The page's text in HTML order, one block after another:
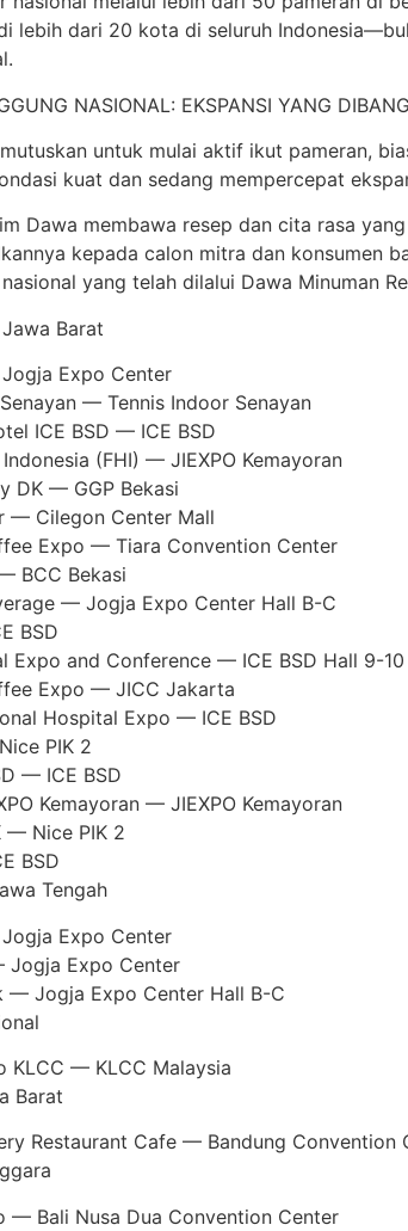
lebih dari 20 kota di seluruh
NASIONAL: EKSPANSI YANG
untuk mulai aktif ikut pameran,
kuat dan sedang mempercepat
Dawa membawa resep dan cita rasa
kepada calon mitra dan konsumen
yang telah dilalui Dawa Minuman
Barat
Expo Center
— Tennis Indoor Senayan
ICE BSD — ICE BSD
(FHI) — JIEXPO Kemayoran
DK — GGP Bekasi
— Cilegon Center Mall
Expo — Tiara Convention Center
BCC Bekasi
— Jogja Expo Center Hall B-C
BSD
Expo and Conference — ICE BSD Hall 9-10
Expo — JICC Jakarta
Hospital Expo — ICE BSD
PIK 2
— ICE BSD
Kemayoran — JIEXPO Kemayoran
— Nice PIK 2
BSD
Tengah
Expo Center
Jogja Expo Center
— Jogja Expo Center Hall B-C
KLCC — KLCC Malaysia
Barat
Restaurant Cafe — Bandung Convention
— Bali Nusa Dua Convention Center